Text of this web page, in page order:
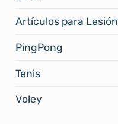
Artículos para Lesión
PingPong
Tenis
Voley